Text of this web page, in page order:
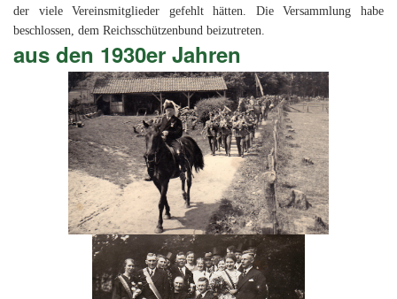
der viele Vereinsmitglieder gefehlt hätten. Die Versammlung habe
beschlossen, dem Reichsschützenbund beizutreten.
aus den 1930er Jahren